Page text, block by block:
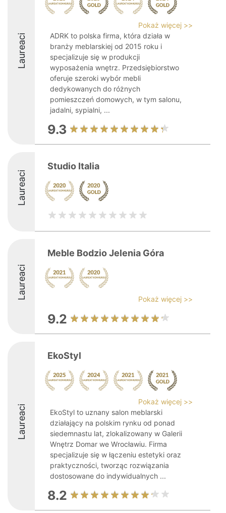
Laureaci
Pokaż więcej >>
ADRK to polska firma, która działa w
branży meblarskiej od 2015 roku i
specjalizuje się w produkcji
wyposażenia wnętrz. Przedsiębiorstwo
oferuje szeroki wybór mebli
dedykowanych do różnych
pomieszczeń domowych, w tym salonu,
jadalni, sypialni, ...
9.3
Laureaci
Studio Italia
Laureaci
Meble Bodzio Jelenia Góra
Pokaż więcej >>
9.2
Laureaci
EkoStyl
Pokaż więcej >>
EkoStyl to uznany salon meblarski
działający na polskim rynku od ponad
siedemnastu lat, zlokalizowany w Galerii
Wnętrz Domar we Wrocławiu. Firma
specjalizuje się w łączeniu estetyki oraz
praktyczności, tworząc rozwiązania
dostosowane do indywidualnych ...
8.2